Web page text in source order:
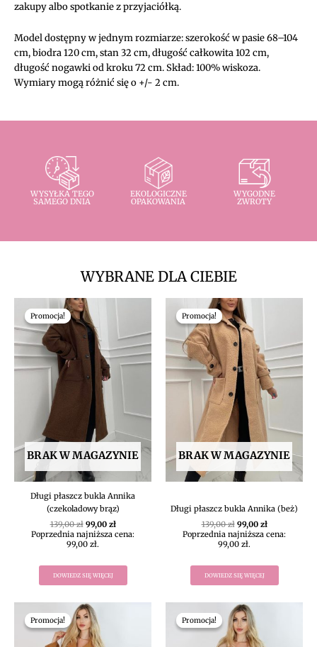
zakupy albo spotkanie z przyjaciółką.
Model dostępny w jednym rozmiarze: szerokość w pasie 68–104
cm, biodra 120 cm, stan 32 cm, długość całkowita 102 cm,
długość nogawki od kroku 72 cm. Skład: 100% wiskoza.
Wymiary mogą różnić się o +/- 2 cm.
WYSYŁKA TEGO
SAMEGO DNIA
EKOLOGICZNE
OPAKOWANIA
WYGODNE
ZWROTY
WYBRANE DLA CIEBIE
Promocja!
BRAK W MAGAZYNIE
Promocja!
Długi płaszcz bukla Annika
(czekoladowy brąz)
139,00zł
Pierwotna
cena
wynosiła:
139,00 zł.
99,00 zł
99,00 zł.
Poprzednia najniższa cena:
99,00 zł.
DOWIEDZ SIĘ WIĘCEJ
Promocja!
BRAK W MAGAZYNIE
Promocja!
Długi płaszcz bukla Annika (beż)
139,00zł
Pierwotna
cena
wynosiła:
139,00 zł.
99,00 zł
Poprzednia najniższa cena:
99,00 zł.
DOWIEDZ SIĘ WIĘCEJ
Promocja!
Promocja!
Pierwotna
cena
wynosiła:
139,00 zł.
Promocja!
Promocja!
Pierwotna
cena
wynosiła:
139,00 zł.